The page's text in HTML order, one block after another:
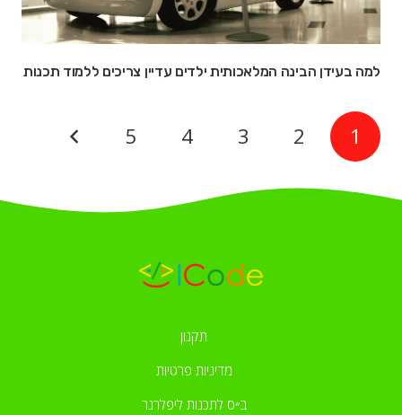
למה בעידן הבינה המלאכותית ילדים עדיין צריכים ללמוד תכנות
1
2
3
4
5
תקנון
מדיניות פרטיות
ב״ס לתכנות ליפלרנר